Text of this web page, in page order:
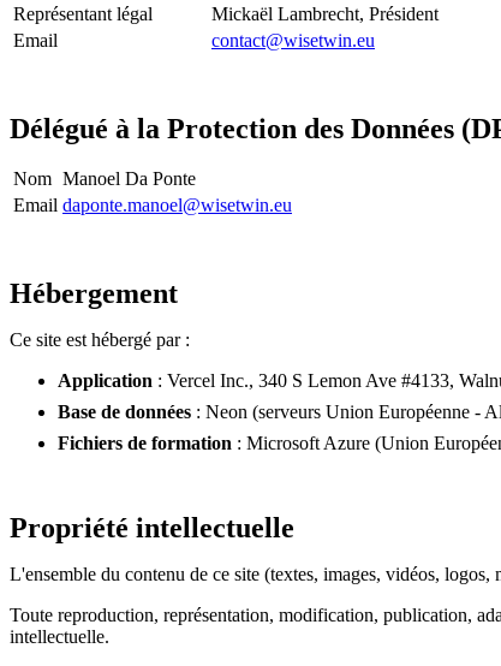
Représentant légal
Mickaël Lambrecht, Président
Email
contact@wisetwin.eu
Délégué à la Protection des Données
Nom Manoel Da Ponte
Email daponte.manoel@wisetwin.eu
Hébergement
Ce site est hébergé par :
Application : Vercel Inc., 340 S Lemon Ave #4133,
Base de données : Neon (serveurs Union Européenne -
Fichiers de formation : Microsoft Azure (Union
Propriété intellectuelle
L'ensemble du contenu de ce site (textes, images, vidéos,
Toute reproduction, représentation, modification, publication,
intellectuelle.